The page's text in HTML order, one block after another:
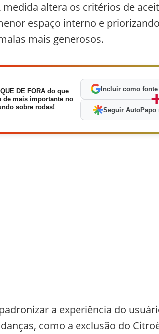
altera os critérios de
espaço interno e
mais generosos.
DE FORA do que
de mais importante no
sobre rodas!
Incluir como
Seguir AutoPapo
a experiência do
como a exclusão do